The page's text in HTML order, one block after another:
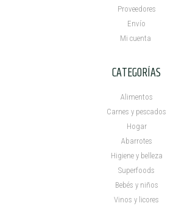
Proveedores
Envío
Mi cuenta ​
CATEGORÍAS
Alimentos
Carnes y pescados
Hogar
Abarrotes
Higiene y belleza
Superfoods
Bebés y niños
Vinos y licores